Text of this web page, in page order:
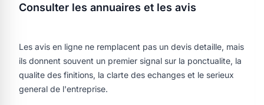
Consulter les annuaires et les avis
Les avis en ligne ne remplacent pas un devis detaille, mais
ils donnent souvent un premier signal sur la ponctualite, la
qualite des finitions, la clarte des echanges et le serieux
general de l'entreprise.